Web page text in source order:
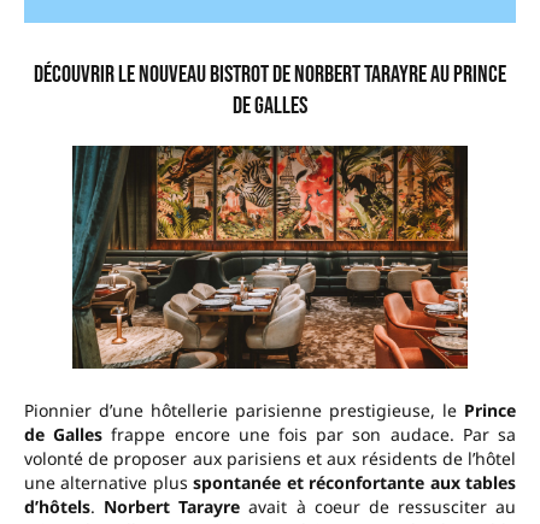
Découvrir le nouveau bistrot de Norbert Tarayre au Prince
de Galles
Pionnier d’une hôtellerie parisienne prestigieuse, le Prince
de Galles frappe encore une fois par son audace. Par sa
volonté de proposer aux parisiens et aux résidents de l’hôtel
une alternative plusspontanée et réconfortante aux tables
d’hôtels. Norbert Tarayre avait à coeur de ressusciter au